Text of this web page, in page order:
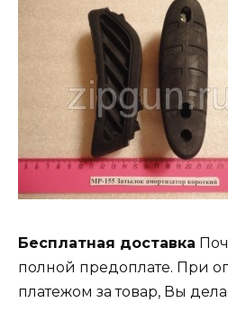
Бесплатная доставка
полной предоплате. При
платежом за товар, Вы